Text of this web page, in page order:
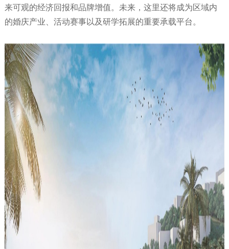
来可观的经济回报和品牌增值。未来，这里还将成为区域内
的婚庆产业、活动赛事以及研学拓展的重要承载平台。